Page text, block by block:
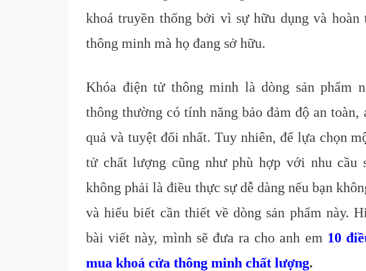
khoá truyền thống bởi vì sự hữu dụng và hoàn
thông minh mà họ đang sở hữu.
Khóa điện tử thông minh là dòng sản phẩm
thông thường có tính năng bảo đảm độ an toàn,
quả và tuyệt đối nhất. Tuy nhiên, để lựa chọn
tử chất lượng cũng như phù hợp với nhu cầu
không phải là điều thực sự dễ dàng nếu bạn
và hiểu biết cần thiết về dòng sản phẩm này.
bài viết này, mình sẽ đưa ra cho anh em 10
mua khoá cửa thông minh chất lượng.